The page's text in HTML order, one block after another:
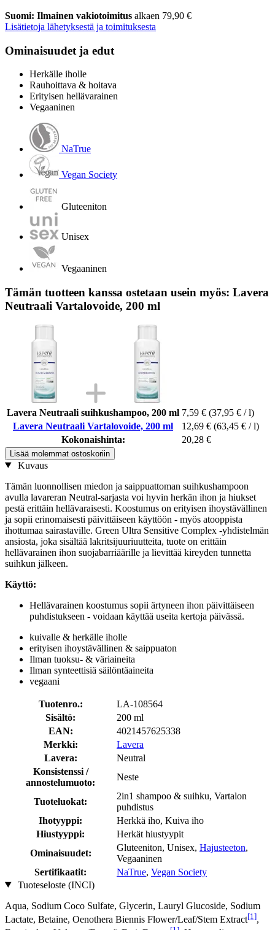
Suomi: Ilmainen vakiotoimitus alkaen 79,90 €
Lisätietoja lähetyksestä ja toimituksesta
Ominaisuudet ja edut
Herkälle iholle
Rauhoittava & hoitava
Erityisen hellävarainen
Vegaaninen
NaTrue
Vegan Society
Gluteeniton
Unisex
Vegaaninen
Tämän tuotteen kanssa ostetaan usein myös: Lavera
Neutraali Vartalovoide, 200 ml
Lavera Neutraali suihkushampoo, 200 ml 7,59 € (37,95 € / l)
Lavera Neutraali Vartalovoide, 200 ml
12,69 € (63,45 € / l)
Kokonaishinta:
20,28 €
Lisää molemmat ostoskoriin
Kuvaus
Tämän luonnollisen miedon ja saippuattoman suihkushampoon
avulla lavareran Neutral-sarjasta voi hyvin herkän ihon ja hiukset
pestä erittäin hellävaraisesti. Koostumus on erityisen ihoystävällinen
ja sopii erinomaisesti päivittäiseen käyttöön - myös atooppista
ihottumaa sairastaville. Green Ultra Sensitive Complex -yhdistelmän
ansiosta, joka sisältää lakritsijuuriuutteita, tuote on erittäin
hellävarainen ihon suojabarriäärille ja lievittää kireyden tunnetta
suihkun jälkeen.
Käyttö:
Hellävarainen koostumus sopii ärtyneen ihon päivittäiseen
puhdistukseen - voidaan käyttää useita kertoja päivässä.
kuivalle & herkälle iholle
erityisen ihoystävällinen & saippuaton
Ilman tuoksu- & väriaineita
Ilman synteettisiä säilöntäaineita
vegaani
Tuotenro.:
LA-108564
Sisältö:
200 ml
EAN:
4021457625338
Merkki:
Lavera
Lavera:
Neutral
Konsistenssi /
annostelumuoto:
Neste
Tuoteluokat:
2in1 shampoo & suihku, Vartalon
puhdistus
Ihotyyppi:
Herkkä iho, Kuiva iho
Hiustyyppi:
Herkät hiustyypit
Ominaisuudet:
Gluteeniton, Unisex, Hajusteeton,
Vegaaninen
Sertifikaatit:
NaTrue, Vegan Society
Tuoteseloste (INCI)
Aqua, Sodium Coco­ Sulfate, Glycerin, Lauryl Glucoside, Sodium
Lactate, Betaine, Oenothera Biennis Flower/Leaf/Stem Extract[1],